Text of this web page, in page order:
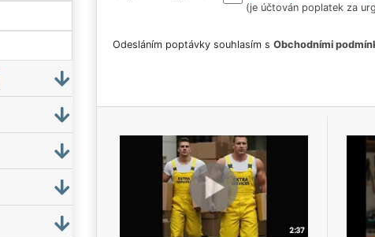
(je účtován poplatek za
Odesláním poptávky souhlasím s Obchodními